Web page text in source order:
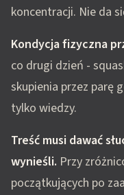
koncentracji. Nie da
Kondycja fizyczna
co drugi dzień -
skupienia przez parę
tylko wiedzy.
Treść musi dawać
wynieśli. Przy
początkujących po